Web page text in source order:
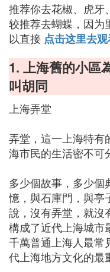
推荐你去花椒、虎牙
较推荐去蝴蝶，因为
以直接 点击这里去
1. 上海舊的小區
叫胡同
上海弄堂
弄堂，這一上海特有
海市民的生活密不可
多少個故事，多少個
憶，與石庫門，與亭
說，沒有弄堂，就沒
構成了近代上海城市
千萬普通上海人最常
代上海地方文化的最